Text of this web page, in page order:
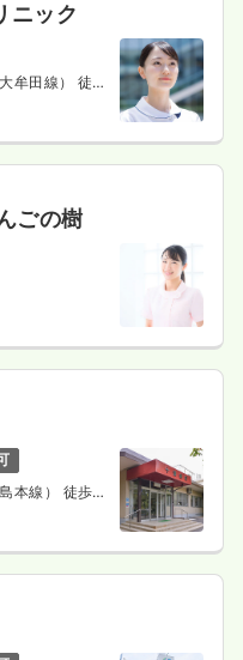
ニック
牟田線） 徒歩
ごの樹
本線） 徒歩18